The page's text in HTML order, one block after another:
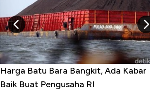
Harga Batu Bara Bangkit, Ada Kabar
Baik Buat Pengusaha RI